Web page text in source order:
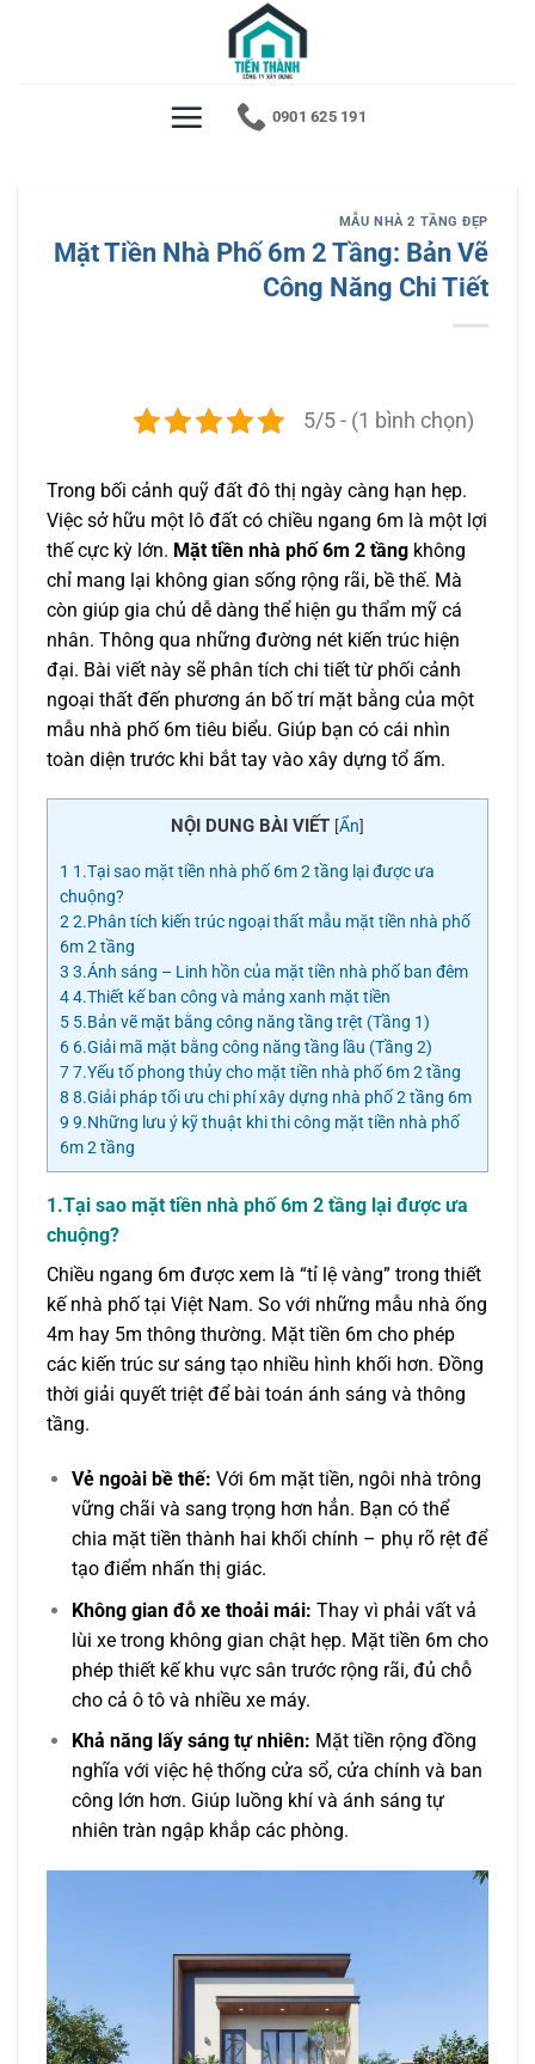
0901 625 191
MẪU NHÀ 2 TẦNG ĐẸP
Mặt Tiền Nhà Phố 6m 2 Tầng: Bản Vẽ
Công Năng Chi Tiết
5/5 - (1 bình chọn)
Trong bối cảnh quỹ đất đô thị ngày càng hạn hẹp.
Việc sở hữu một lô đất có chiều ngang 6m là một lợi
thế cực kỳ lớn. Mặt tiền nhà phố 6m 2 tầng không
chỉ mang lại không gian sống rộng rãi, bề thế. Mà
còn giúp gia chủ dễ dàng thể hiện gu thẩm mỹ cá
nhân. Thông qua những đường nét kiến trúc hiện
đại. Bài viết này sẽ phân tích chi tiết từ phối cảnh
ngoại thất đến phương án bố trí mặt bằng của một
mẫu nhà phố 6m tiêu biểu. Giúp bạn có cái nhìn
toàn diện trước khi bắt tay vào xây dựng tổ ấm.
NỘI DUNG BÀI VIẾT [Ẩn]
1 1.Tại sao mặt tiền nhà phố 6m 2 tầng lại được ưa
chuộng?
2 2.Phân tích kiến trúc ngoại thất mẫu mặt tiền nhà phố
6m 2 tầng
3 3.Ánh sáng – Linh hồn của mặt tiền nhà phố ban đêm
44.Thiết kế ban công và mảng xanh mặt tiền
5 5.Bản vẽ mặt bằng công năng tầng trệt (Tầng 1)
6 6.Giải mã mặt bằng công năng tầng lầu (Tầng 2)
77.Yếu tố phong thủy cho mặt tiền nhà phố 6m 2 tầng
8 8.Giải pháp tối ưu chi phí xây dựng nhà phố 2 tầng 6m
9 9.Những lưu ý kỹ thuật khi thi công mặt tiền nhà phố
6m 2 tầng
1.Tại sao mặt tiền nhà phố 6m 2 tầng lại được ưa
chuộng?
Chiều ngang 6m được xem là “tỉ lệ vàng” trong thiết
kế nhà phố tại Việt Nam. So với những mẫu nhà ống
4m hay 5m thông thường. Mặt tiền 6m cho phép
các kiến trúc sư sáng tạo nhiều hình khối hơn. Đồng
thời giải quyết triệt để bài toán ánh sáng và thông
tầng.
Vẻ ngoài bề thế: Với 6m mặt tiền, ngôi nhà trông
vững chãi và sang trọng hơn hẳn. Bạn có thể
chia mặt tiền thành hai khối chính – phụ rõ rệt để
tạo điểm nhấn thị giác.
Không gian đỗ xe thoải mái: Thay vì phải vất vả
lùi xe trong không gian chật hẹp. Mặt tiền 6m cho
phép thiết kế khu vực sân trước rộng rãi, đủ chỗ
cho cả ô tô và nhiều xe máy.
Khả năng lấy sáng tự nhiên: Mặt tiền rộng đồng
nghĩa với việc hệ thống cửa sổ, cửa chính và ban
công lớn hơn. Giúp luồng khí và ánh sáng tự
nhiên tràn ngập khắp các phòng.